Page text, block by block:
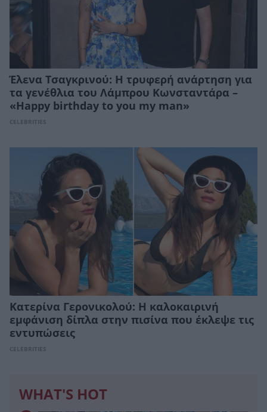
Έλενα Τσαγκρινού: Η τρυφερή ανάρτηση για
τα γενέθλια του Λάμπρου Κωνσταντάρα –
«Happy birthday to you my man»
CELEBRITIES
Κατερίνα Γερονικολού: Η καλοκαιρινή
εμφάνιση δίπλα στην πισίνα που έκλεψε τις
εντυπώσεις
CELEBRITIES
WHAT'S HOT